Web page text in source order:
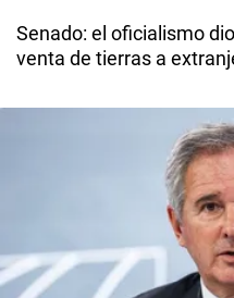
Senado: el oficialismo
venta de tierras a